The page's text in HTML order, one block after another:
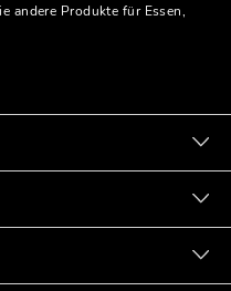
andere Produkte für Essen,